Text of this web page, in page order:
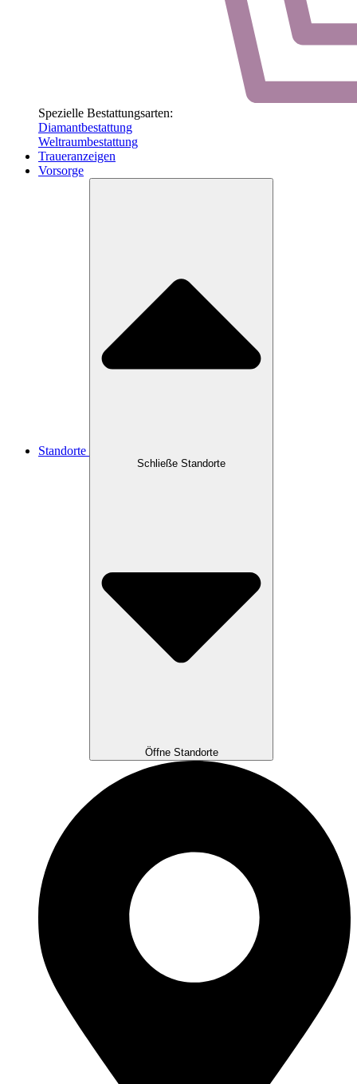
Spezielle Bestattungsarten:
Diamantbestattung
Weltraumbestattung
Traueranzeigen
Vorsorge
Standorte
Schließe Standorte
Öffne Standorte